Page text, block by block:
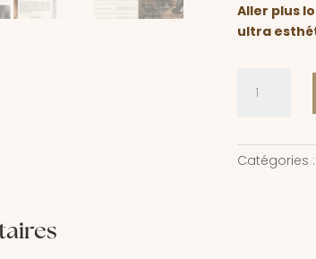
Aller plus
ultra
Canva
Catégories :